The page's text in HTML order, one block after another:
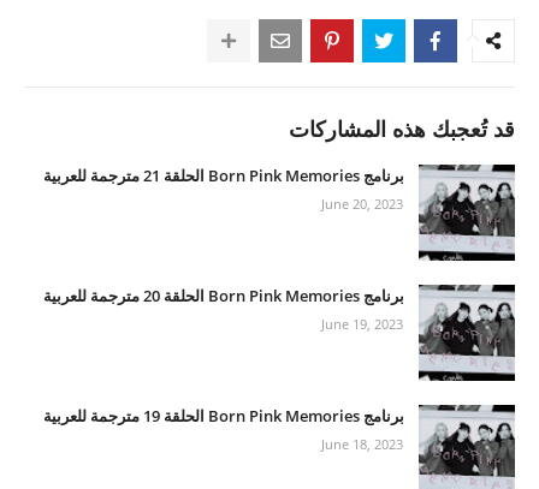
قد تُعجبك هذه المشاركات
برنامج Born Pink Memories الحلقة 21 مترجمة للعربية
June 20, 2023
برنامج Born Pink Memories الحلقة 20 مترجمة للعربية
June 19, 2023
برنامج Born Pink Memories الحلقة 19 مترجمة للعربية
June 18, 2023